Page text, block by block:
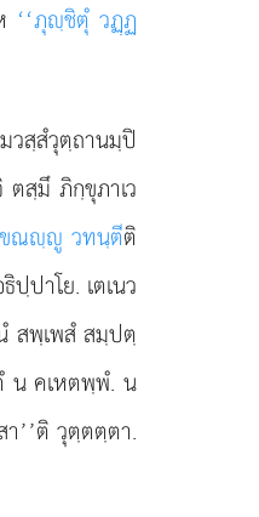
‘‘ภุฺชิตุํ วฏฺฏ
สฺสํวุตฺถานมฺปิ
สฺมึ ภิกฺขุภาเว
ณฺู วทนฺตีติ
ปาโย. เตเนว
สพฺเพสํ สมฺปตฺ
น คเหตพฺพํ. น
’’ติ วุตฺตตฺตา.